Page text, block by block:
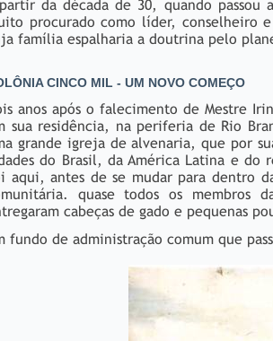
da década de 30, quando
procurado como líder, conselheiro
família espalharia a doutrina pelo
CINCO MIL - UM NOVO COMEÇO
anos após o falecimento de Mestre
sua residência, na periferia de Rio
grande igreja de alvenaria, que por
do Brasil, da América Latina e
aqui, antes de se mudar para dentro
quase todos os membros
cabeças de gado e pequenas
fundo de administração comum que